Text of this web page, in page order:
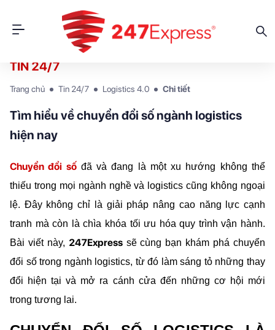
TIN 24/7
Trang chủ Tin 24/7 Logistics 4.0 Chi tiết
Tìm hiểu về chuyển đổi số ngành logistics
hiện nay
Chuyển đổi số đã và đang là một xu hướng không thể
thiếu trong mọi ngành nghề và logistics cũng không ngoại
lệ. Đây không chỉ là giải pháp nâng cao năng lực cạnh
tranh mà còn là chìa khóa tối ưu hóa quy trình vận hành.
Bài viết này, 247Express sẽ cùng bạn khám phá chuyển
đổi số trong ngành logistics, từ đó làm sáng tỏ những thay
đổi hiện tại và mở ra cánh cửa đến những cơ hội mới
trong tương lai.